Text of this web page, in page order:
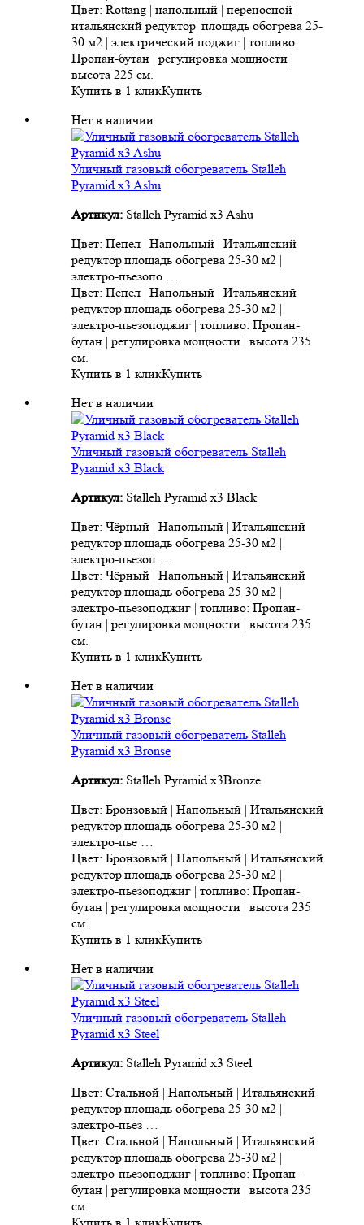
Цвет: Rottang | напольный | переносной |
итальянский редуктор| площадь обогрева 25-
30 м2 | электрический поджиг | топливо:
Пропан-бутан | регулировка мощности |
высота 225 см.
Купить в 1 кликКупить
Нет в наличии
Уличный газовый обогреватель Stalleh
Pyramid x3 Ashu
Артикул: Stalleh Pyramid x3 Ashu
Цвет: Пепел | Напольный | Итальянский
редуктор|площадь обогрева 25-30 м2 |
электро-пьезопо …
Цвет: Пепел | Напольный | Итальянский
редуктор|площадь обогрева 25-30 м2 |
электро-пьезоподжиг | топливо: Пропан-
бутан | регулировка мощности | высота 235
см.
Купить в 1 кликКупить
Нет в наличии
Уличный газовый обогреватель Stalleh
Pyramid x3 Black
Артикул: Stalleh Pyramid x3 Black
Цвет: Чёрный | Напольный | Итальянский
редуктор|площадь обогрева 25-30 м2 |
электро-пьезоп …
Цвет: Чёрный | Напольный | Итальянский
редуктор|площадь обогрева 25-30 м2 |
электро-пьезоподжиг | топливо: Пропан-
бутан | регулировка мощности | высота 235
см.
Купить в 1 кликКупить
Нет в наличии
Уличный газовый обогреватель Stalleh
Pyramid x3 Bronse
Артикул: Stalleh Pyramid x3Bronze
Цвет: Бронзовый | Напольный | Итальянский
редуктор|площадь обогрева 25-30 м2 |
электро-пье …
Цвет: Бронзовый | Напольный | Итальянский
редуктор|площадь обогрева 25-30 м2 |
электро-пьезоподжиг | топливо: Пропан-
бутан | регулировка мощности | высота 235
см.
Купить в 1 кликКупить
Нет в наличии
Уличный газовый обогреватель Stalleh
Pyramid x3 Steel
Артикул: Stalleh Pyramid x3 Steel
Цвет: Стальной | Напольный | Итальянский
редуктор|площадь обогрева 25-30 м2 |
электро-пьез …
Цвет: Стальной | Напольный | Итальянский
редуктор|площадь обогрева 25-30 м2 |
электро-пьезоподжиг | топливо: Пропан-
бутан | регулировка мощности | высота 235
см.